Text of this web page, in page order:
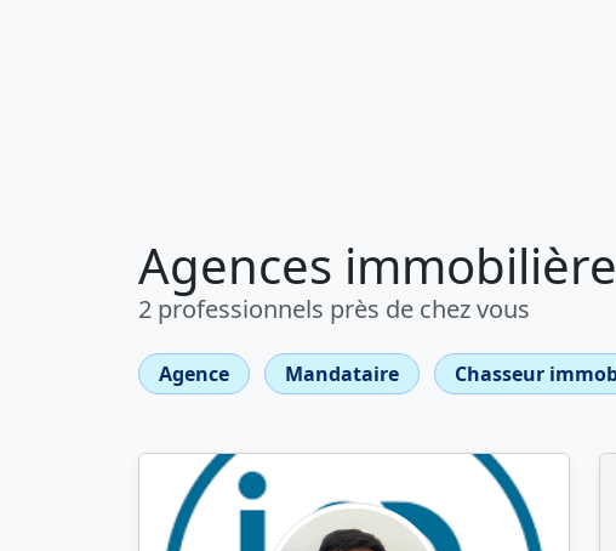
Agences
2 professionnels près de chez vous
Agence Mandataire Chasseur